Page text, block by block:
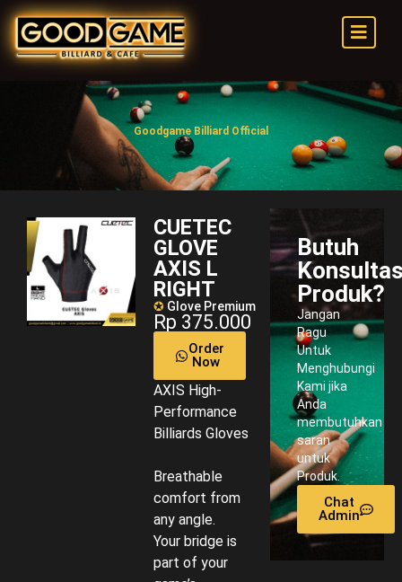
Goodgame Billiard Official
CUETEC
GLOVE
AXIS L
RIGHT
✪ Glove Premium
Rp 375.000
Order
Now
AXIS High-
Performance
Billiards Gloves
Breathable
comfort from
any angle.
Your bridge is
part of your
Butuh
Produk?
Jangan
Ragu
Untuk
Menghubungi
Kami jika
Anda
membutuhkan
saran
untuk
Produk.
Chat
Admin